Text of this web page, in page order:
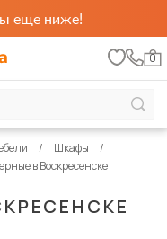
еще ниже!
0
Шкафы
в Воскресенске